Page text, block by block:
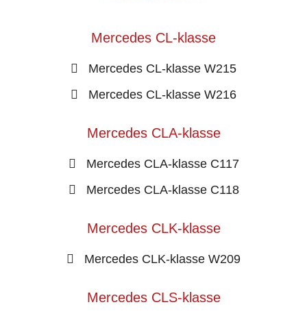
Mercedes CL-klasse
Mercedes CL-klasse W215
Mercedes CL-klasse W216
Mercedes CLA-klasse
Mercedes CLA-klasse C117
Mercedes CLA-klasse C118
Mercedes CLK-klasse
Mercedes CLK-klasse W209
Mercedes CLS-klasse